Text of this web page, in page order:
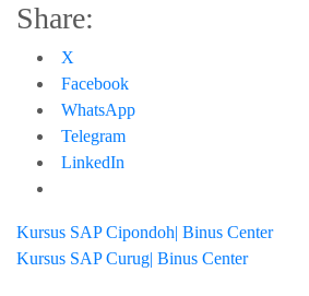
Share:
X
Facebook
WhatsApp
Telegram
LinkedIn
Kursus SAP Cipondoh| Binus Center
Kursus SAP Curug| Binus Center